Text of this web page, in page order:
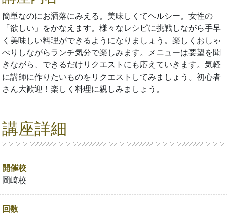
簡単なのにお洒落にみえる。美味しくてヘルシー。女性の
「欲しい」をかなえます。様々なレシピに挑戦しながら手早
く美味しい料理ができるようになりましょう。楽しくおしゃ
べりしながらランチ気分で楽しみます。メニューは要望を聞
きながら、できるだけリクエストにも応えていきます。気軽
に講師に作りたいものをリクエストしてみましょう。初心者
さん大歓迎！楽しく料理に親しみましょう。
講座詳細
開催校
岡崎校
回数